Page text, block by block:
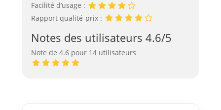
Facilité d’usage :
Rapport qualité-prix :
Notes des utilisateurs 4.6/5
Note de 4.6 pour 14 utilisateurs